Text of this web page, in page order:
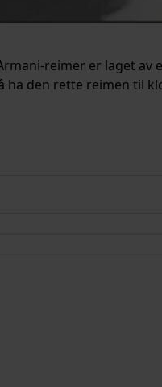
reimer er laget av
den rette reimen til